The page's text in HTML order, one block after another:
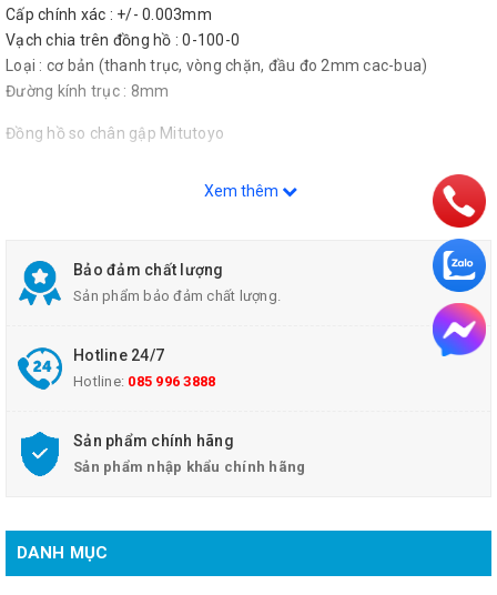
Cấp chính xác : +/- 0.003mm
Vạch chia trên đồng hồ : 0-100-0
Loại : cơ bản (thanh trục, vòng chặn, đầu đo 2mm cac-bua)
Đường kính trục : 8mm
Đồng hồ so chân gập Mitutoyo
Xem thêm
Bảo đảm chất lượng
Sản phẩm bảo đảm chất lượng.
Hotline 24/7
Hotline: 085 996 3888
Sản phẩm chính hãng
Sản phẩm nhập khẩu chính hãng
DANH MỤC